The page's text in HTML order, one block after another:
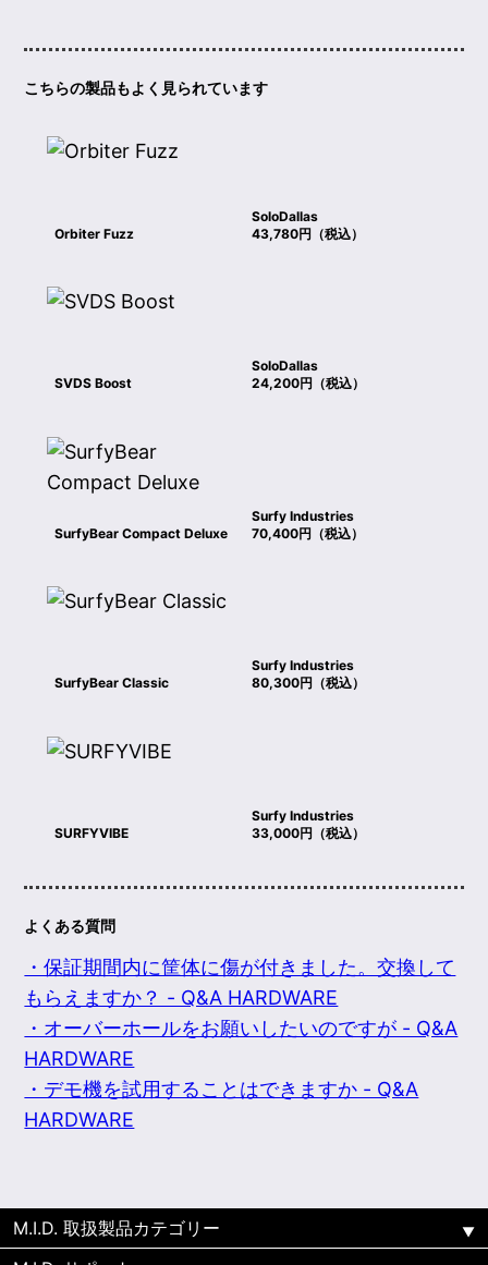
こちらの製品もよく見られています
SoloDallas
Orbiter Fuzz
43,780円（税込）
SoloDallas
SVDS Boost
24,200円（税込）
Surfy Industries
SurfyBear Compact Deluxe
70,400円（税込）
Surfy Industries
SurfyBear Classic
80,300円（税込）
Surfy Industries
SURFYVIBE
33,000円（税込）
よくある質問
・保証期間内に筐体に傷が付きました。交換して
もらえますか？ - Q&A HARDWARE
・オーバーホールをお願いしたいのですが - Q&A
HARDWARE
・デモ機を試用することはできますか - Q&A
HARDWARE
M.I.D. 取扱製品カテゴリー